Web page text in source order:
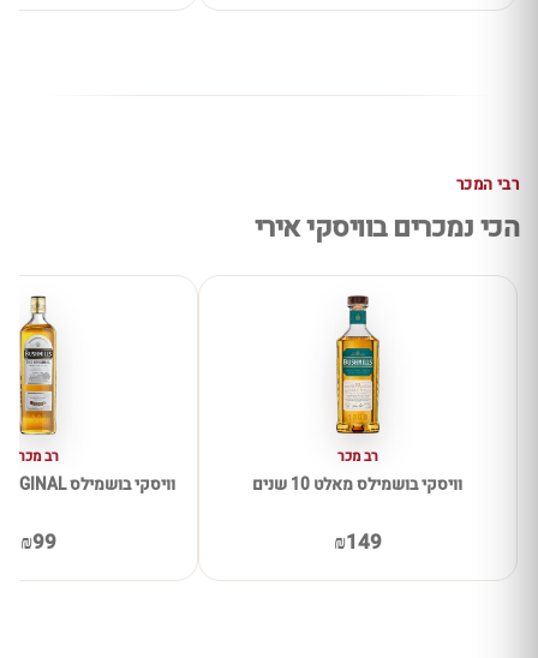
רבי המכר
הכי נמכרים בוויסקי אירי
רב מכר
וויסקי בושמילס מאלט 10 שנים
₪149
רב מכר
וויסקי בושמילס BUSHMILLS ORIGINAL
₪99